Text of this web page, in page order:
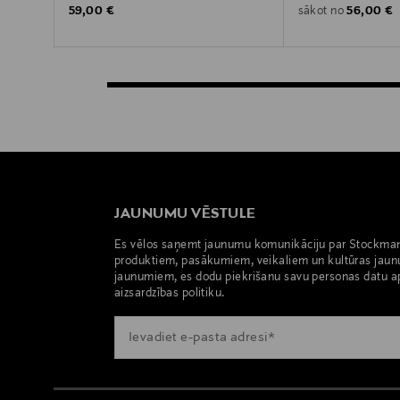
Original Price
59,00 €
sākot no Original
56,00 €
JAUNUMU VĒSTULE
Es vēlos saņemt jaunumu komunikāciju par
produktiem, pasākumiem, veikaliem un kultūras
jaunumiem, es dodu piekrišanu savu personas datu
aizsardzības politiku.